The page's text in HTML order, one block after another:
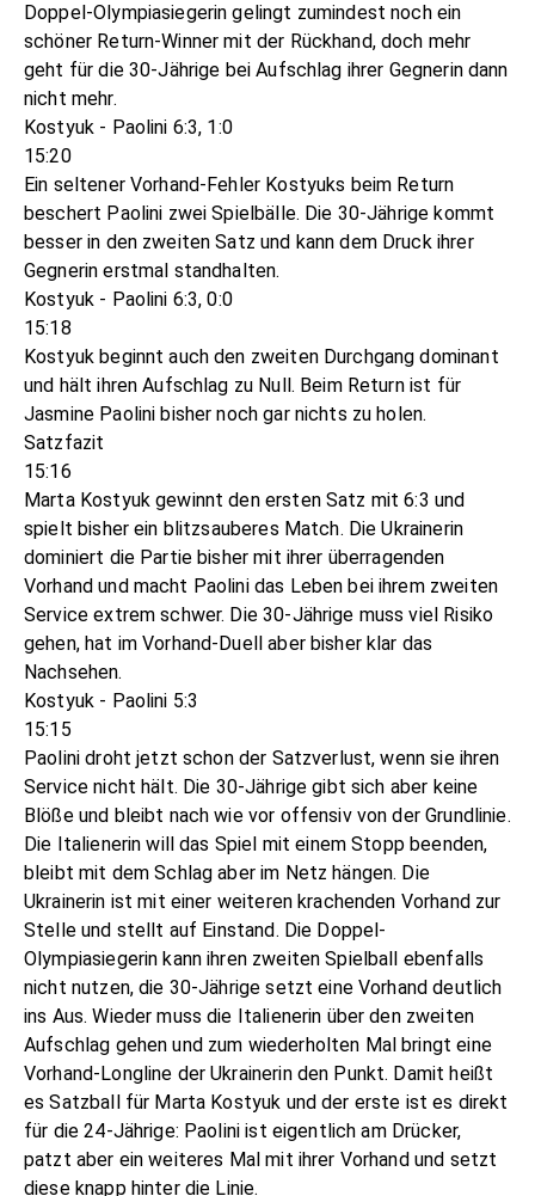
Doppel-Olympiasiegerin gelingt zumindest noch ein
schöner Return-Winner mit der Rückhand, doch mehr
geht für die 30-Jährige bei Aufschlag ihrer Gegnerin dann
nicht mehr.
Kostyuk - Paolini 6:3, 1:0
15:20
Ein seltener Vorhand-Fehler Kostyuks beim Return
beschert Paolini zwei Spielbälle. Die 30-Jährige kommt
besser in den zweiten Satz und kann dem Druck ihrer
Gegnerin erstmal standhalten.
Kostyuk - Paolini 6:3, 0:0
15:18
Kostyuk beginnt auch den zweiten Durchgang dominant
und hält ihren Aufschlag zu Null. Beim Return ist für
Jasmine Paolini bisher noch gar nichts zu holen.
Satzfazit
15:16
Marta Kostyuk gewinnt den ersten Satz mit 6:3 und
spielt bisher ein blitzsauberes Match. Die Ukrainerin
dominiert die Partie bisher mit ihrer überragenden
Vorhand und macht Paolini das Leben bei ihrem zweiten
Service extrem schwer. Die 30-Jährige muss viel Risiko
gehen, hat im Vorhand-Duell aber bisher klar das
Nachsehen.
Kostyuk - Paolini 5:3
15:15
Paolini droht jetzt schon der Satzverlust, wenn sie ihren
Service nicht hält. Die 30-Jährige gibt sich aber keine
Blöße und bleibt nach wie vor offensiv von der Grundlinie.
Die Italienerin will das Spiel mit einem Stopp beenden,
bleibt mit dem Schlag aber im Netz hängen. Die
Ukrainerin ist mit einer weiteren krachenden Vorhand zur
Stelle und stellt auf Einstand. Die Doppel-
Olympiasiegerin kann ihren zweiten Spielball ebenfalls
nicht nutzen, die 30-Jährige setzt eine Vorhand deutlich
ins Aus. Wieder muss die Italienerin über den zweiten
Aufschlag gehen und zum wiederholten Mal bringt eine
Vorhand-Longline der Ukrainerin den Punkt. Damit heißt
es Satzball für Marta Kostyuk und der erste ist es direkt
für die 24-Jährige: Paolini ist eigentlich am Drücker,
patzt aber ein weiteres Mal mit ihrer Vorhand und setzt
diese knapp hinter die Linie.